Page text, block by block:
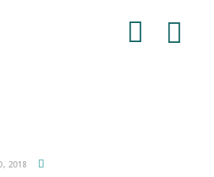
2018